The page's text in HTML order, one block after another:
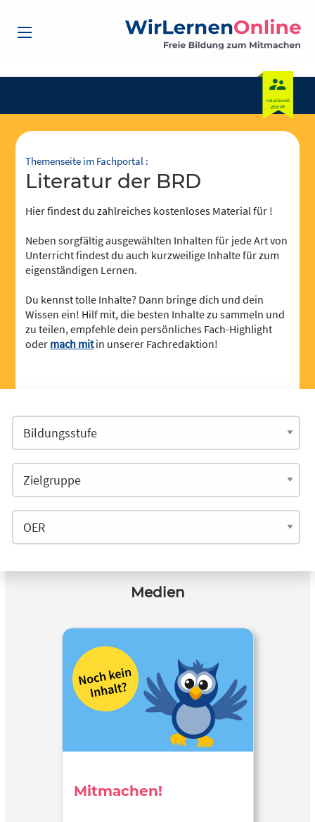
Themenseite im Fachportal :
Literatur der BRD
Hier findest du zahlreiches kostenloses Material für !
Neben sorgfältig ausgewählten Inhalten für jede Art von
Unterricht findest du auch kurzweilige Inhalte für zum
eigenständigen Lernen.
Du kennst tolle Inhalte? Dann bringe dich und dein
Wissen ein! Hilf mit, die besten Inhalte zu sammeln und
zu teilen, empfehle dein persönliches Fach-Highlight
oder mach mitin unserer Fachredaktion!
Medien
Mitmachen!